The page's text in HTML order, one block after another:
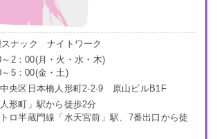
スナック ナイトワーク
2：00(月・火・水・木)
5：00(金・土)
央区日本橋人形町2-2-9 原山ビルB1F
形町」駅から徒歩2分
ロ半蔵門線「水天宮前」駅、7番出口から徒